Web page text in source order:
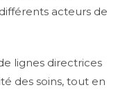
acteurs de
lignes directrices
des soins, tout en